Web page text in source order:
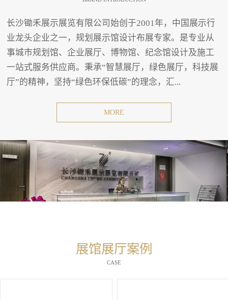
长沙锄禾展示展览有限公司始创于2001年，中国展示行
业龙头企业之一，规划展示馆设计布展专家。是专业从
事城市规划馆、企业展厅、博物馆、纪念馆设计及施工
一站式服务供应商。秉承“智慧展厅，绿色展厅，科技展
厅”的精神，坚持“绿色环保低碳”的理念，汇...
MORE
展馆展厅案例
CASE